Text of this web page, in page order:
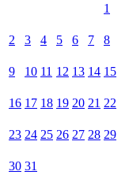
1
2 3 4 5 6 7 8
9 10 11 12 13 14 15
16 17 18 19 20 21 22
23 24 25 26 27 28 29
30 31